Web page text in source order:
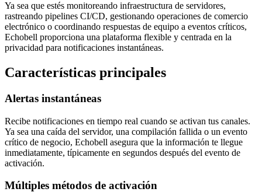
Ya sea que estés monitoreando infraestructura de servidores,
rastreando pipelines CI/CD, gestionando operaciones de comercio
electrónico o coordinando respuestas de equipo a eventos críticos,
Echobell proporciona una plataforma flexible y centrada en la
privacidad para notificaciones instantáneas.
Características principales
Alertas instantáneas
Recibe notificaciones en tiempo real cuando se activan tus canales.
Ya sea una caída del servidor, una compilación fallida o un evento
crítico de negocio, Echobell asegura que la información te llegue
inmediatamente, típicamente en segundos después del evento de
activación.
Múltiples métodos de activación